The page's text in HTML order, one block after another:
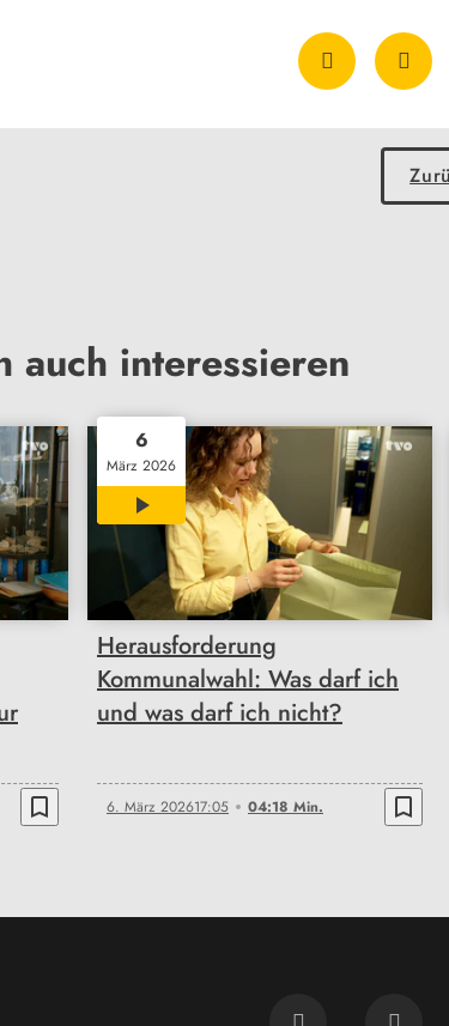
auch interessieren
bookmark_border
6
März 2026
Herausforderung
Kommunalwahl: Was darf ich
und was darf ich nicht?
6. März 202617:05 04:18 Min. bookmark_border